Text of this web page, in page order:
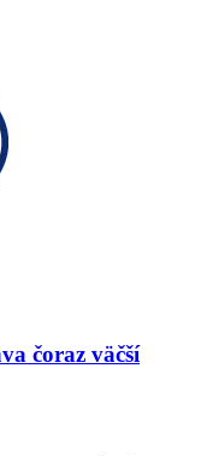
čoraz väčší